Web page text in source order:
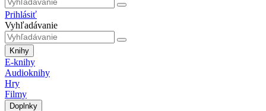
Prihlásiť
Vyhľadávanie
Knihy
E-knihy
Audioknihy
Hry
Filmy
Doplnky